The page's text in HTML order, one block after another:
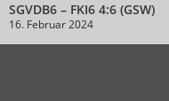
SGVDB6 – FKI6 4:6 (GSW)
16. Februar 2024